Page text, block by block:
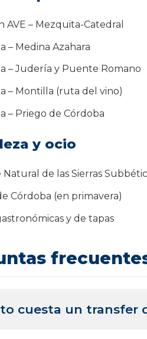
AVE – Mezquita-Catedral
– Medina Azahara
– Judería y Puente Romano
– Montilla (ruta del vino)
– Priego de Córdoba
y ocio
Natural de las Sierras
Córdoba (en primavera)
y de tapas
cuesta un transfer